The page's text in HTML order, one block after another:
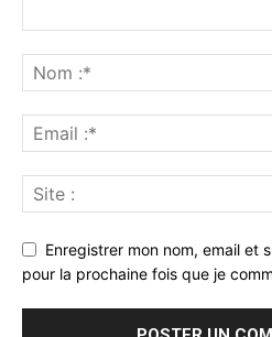
Enregistrer mon nom, email et
pour la prochaine fois que je